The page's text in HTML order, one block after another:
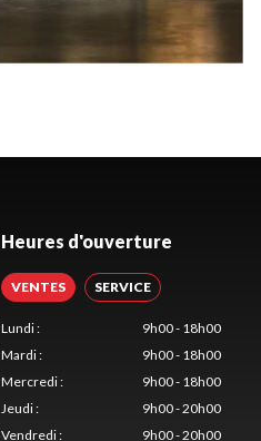
Heures d'ouverture
VENTES SERVICE
Lundi:
9h00 - 18h00
Mardi:
9h00 - 18h00
Mercredi:
9h00 - 18h00
Jeudi:
9h00 - 20h00
Vendredi: 9h00 - 20h00